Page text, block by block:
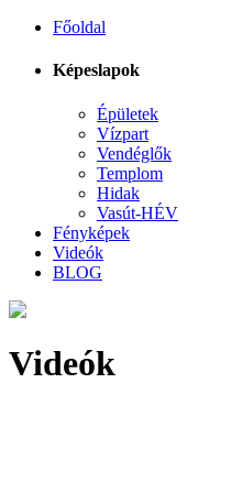
Főoldal
Képeslapok
Épületek
Vízpart
Vendéglők
Templom
Hidak
Vasút-HÉV
Fényképek
Videók
BLOG
Videók